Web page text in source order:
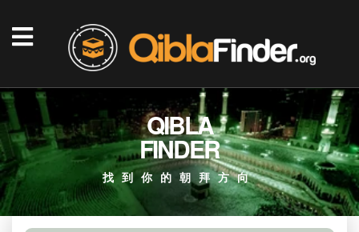
QIBLA
FINDER
找到你的朝拜方向